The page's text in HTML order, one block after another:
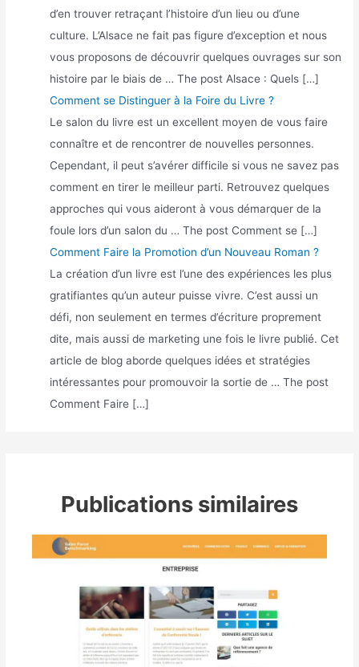
d’en trouver retraçant l’histoire d’un lieu ou d’une
culture. L’Alsace ne fait pas figure d’exception et nous
vous proposons de découvrir quelques ouvrages sur son
histoire par le biais de … The post Alsace : Quels […]
Comment se Distinguer à la Foire du Livre ?
Le salon du livre est un excellent moyen de vous faire
connaître et de rencontrer de nouvelles personnes.
Cependant, il peut s’avérer difficile si vous ne savez pas
comment en tirer le meilleur parti. Retrouvez quelques
approches qui vous aideront à vous démarquer de la
foule lors d’un salon du … The post Comment se […]
Comment Faire la Promotion d’un Nouveau Roman ?
La création d’un livre est l’une des expériences les plus
gratifiantes qu’un auteur puisse vivre. C’est aussi un
défi, non seulement en termes d’écriture proprement
dite, mais aussi de marketing une fois le livre publié. Cet
article de blog aborde quelques idées et stratégies
intéressantes pour promouvoir la sortie de … The post
Comment Faire […]
Publications similaires